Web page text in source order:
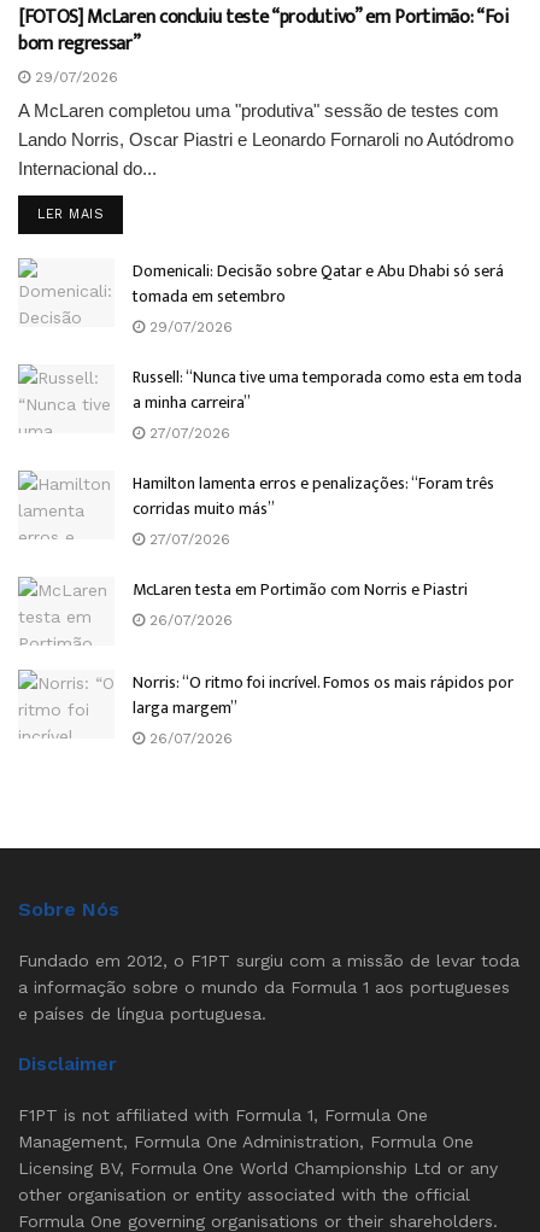
[FOTOS] McLaren concluiu teste “produtivo” em Portimão: “Foi
bom regressar”
29/07/2026
A McLaren completou uma "produtiva" sessão de testes com
Lando Norris, Oscar Piastri e Leonardo Fornaroli no Autódromo
Internacional do...
LER MAIS
Domenicali: Decisão sobre Qatar e Abu Dhabi só será
tomada em setembro
29/07/2026
Russell: “Nunca tive uma temporada como esta em toda
a minha carreira”
27/07/2026
Hamilton lamenta erros e penalizações: “Foram três
corridas muito más”
27/07/2026
McLaren testa em Portimão com Norris e Piastri
26/07/2026
Norris: “O ritmo foi incrível. Fomos os mais rápidos por
larga margem”
26/07/2026
Sobre Nós
Fundado em 2012, o F1PT surgiu com a missão de levar toda
a informação sobre o mundo da Formula 1 aos portugueses
e países de língua portuguesa.
Disclaimer
F1PT is not affiliated with Formula 1, Formula One
Management, Formula One Administration, Formula One
Licensing BV, Formula One World Championship Ltd or any
other organisation or entity associated with the official
Formula One governing organisations or their shareholders.